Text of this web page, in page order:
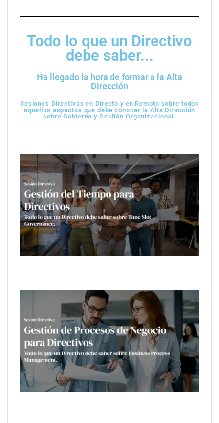
Todo lo que un Directivo
debe saber...
Ha llegado la hora de formar a la Alta
Dirección
Sesiones Directivas en Directo y en Remoto sobre todos
aquellos aspectos que debe conocer la Alta Dirección
sobre Gobierno y Gestión Organizacional.